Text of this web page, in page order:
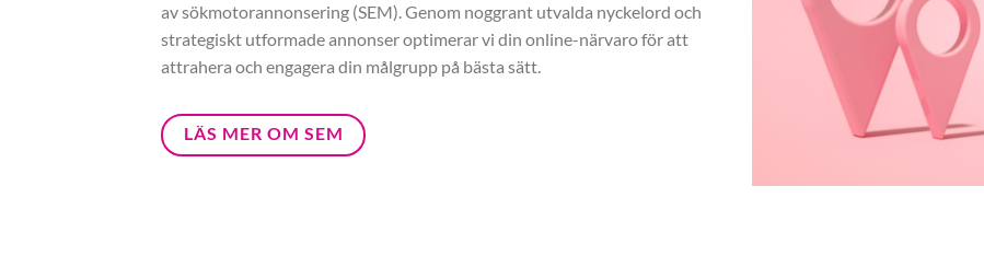
av sökmotorannonsering (SEM). Genom noggrant utvalda nyckelord och
strategiskt utformade annonser optimerar vi din online-närvaro för att
attrahera och engagera din målgrupp på bästa sätt.
LÄS MER OM SEM